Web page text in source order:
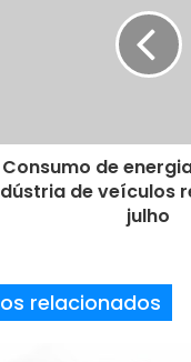
Consumo de
de veículos
julho
relacionados